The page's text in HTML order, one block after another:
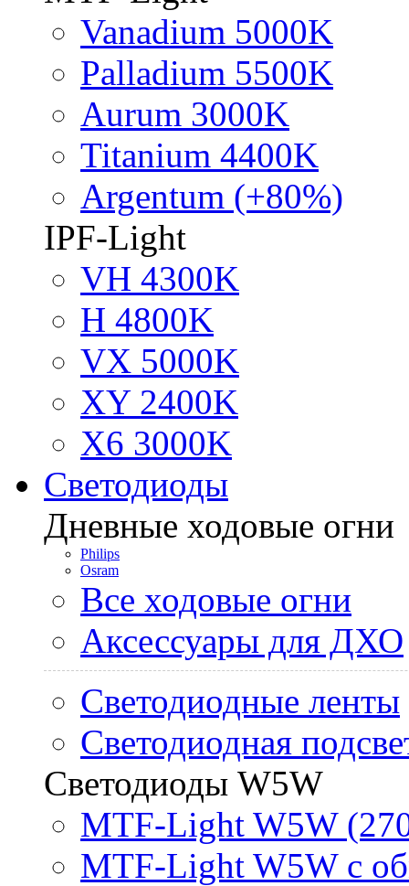
Vanadium 5000K
Palladium 5500K
Aurum 3000K
Titanium 4400K
Argentum (+80%)
IPF-Light
VH 4300K
H 4800K
VX 5000K
XY 2400K
X6 3000K
Светодиоды
Дневные ходовые огни
Philips
Osram
Все ходовые огни
Аксессуары для ДХО
Светодиодные ленты
Светодиодная
Светодиоды W5W
MTF-Light W5W
MTF-Light W5W с